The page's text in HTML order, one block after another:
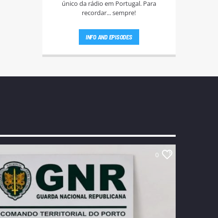
único da rádio em Portugal. Para
recordar... sempre!
INFO AND EPISODES
0